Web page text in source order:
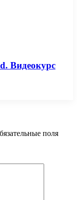
Видеокурс
поля